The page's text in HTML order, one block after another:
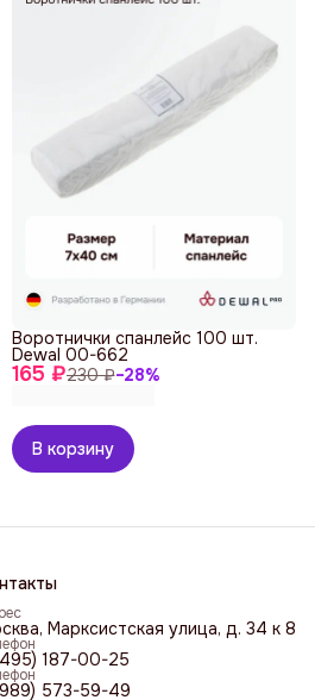
165 ₽230 ₽−28%
Воротнички спанлейс 100 шт.
Dewal 00-662
В корзину
Марксистская улица, д. 34 к 8
187-00-25
573-59-49